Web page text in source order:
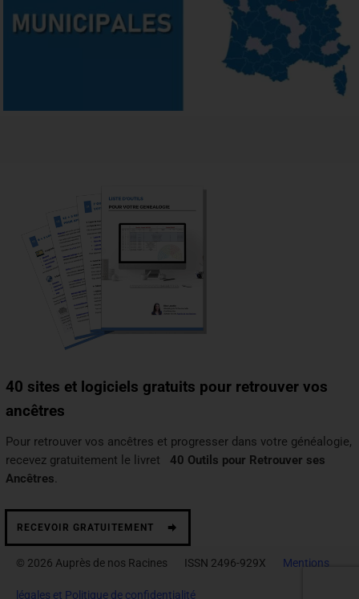
40 sites et logiciels gratuits pour retrouver vos
ancêtres
Pour retrouver vos ancêtres et progresser dans votre généalogie,
recevez gratuitement le livret 40 Outils pour Retrouver ses
Ancêtres.
RECEVOIR GRATUITEMENT
© 2026 Auprès de nos Racines ISSN 2496-929X Mentions
légales et Politique de confidentialité